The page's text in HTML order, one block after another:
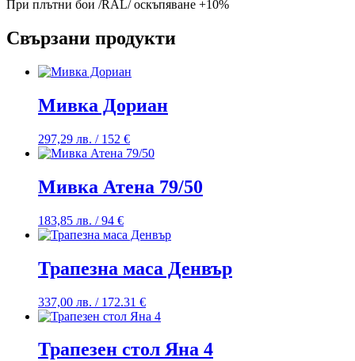
При плътни бои /RAL/ оскъпяване +10%
Свързани продукти
Мивка Дориан
297,29 лв. / 152 €
Мивка Атена 79/50
183,85 лв. / 94 €
Трапезна маса Денвър
337,00 лв. / 172.31 €
Трапезен стол Яна 4